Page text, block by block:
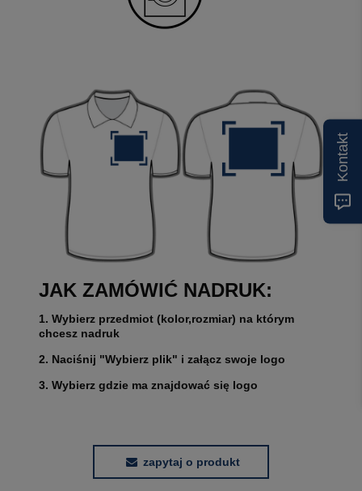
JAK ZAMÓWIĆ NADRUK:
1. Wybierz przedmiot (kolor,rozmiar) na którym
chcesz nadruk
2. Naciśnij "Wybierz plik" i załącz swoje logo
3. Wybierz gdzie ma znajdować się logo
zapytaj o produkt
Kontakt